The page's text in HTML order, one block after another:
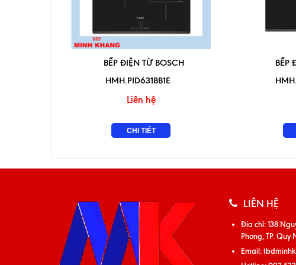
BẾP ĐIỆN TỪ BOSCH
HMH.PID631BB1E
Liên hệ
CHI TIẾT
BẾP
LIÊN HỆ
Địa chỉ:138
Phong, TP. Quy
Email: